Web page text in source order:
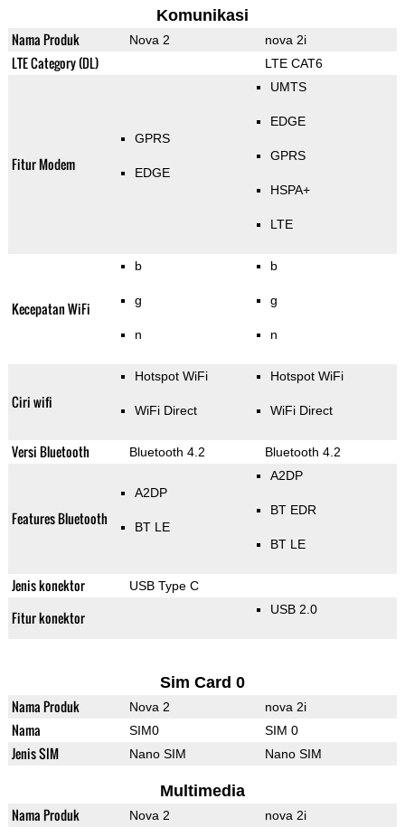
Komunikasi
Nama Produk Nova 2 nova 2i
LTE Category (DL) LTE CAT6
Fitur Modem
GPRS
EDGE
UMTS
EDGE
GPRS
HSPA+
LTE
Kecepatan WiFi
b
g
n
b
g
n
Ciri wifi
Hotspot WiFi
WiFi Direct
Hotspot WiFi
WiFi Direct
Versi Bluetooth Bluetooth 4.2 Bluetooth 4.2
Features Bluetooth
A2DP
BT LE
A2DP
BT EDR
BT LE
Jenis konektor USB Type C
Fitur konektor USB 2.0
Sim Card 0
Nama Produk Nova 2 nova 2i
Nama SIM0 SIM 0
Jenis SIM Nano SIM Nano SIM
Multimedia
Nama Produk Nova 2 nova 2i